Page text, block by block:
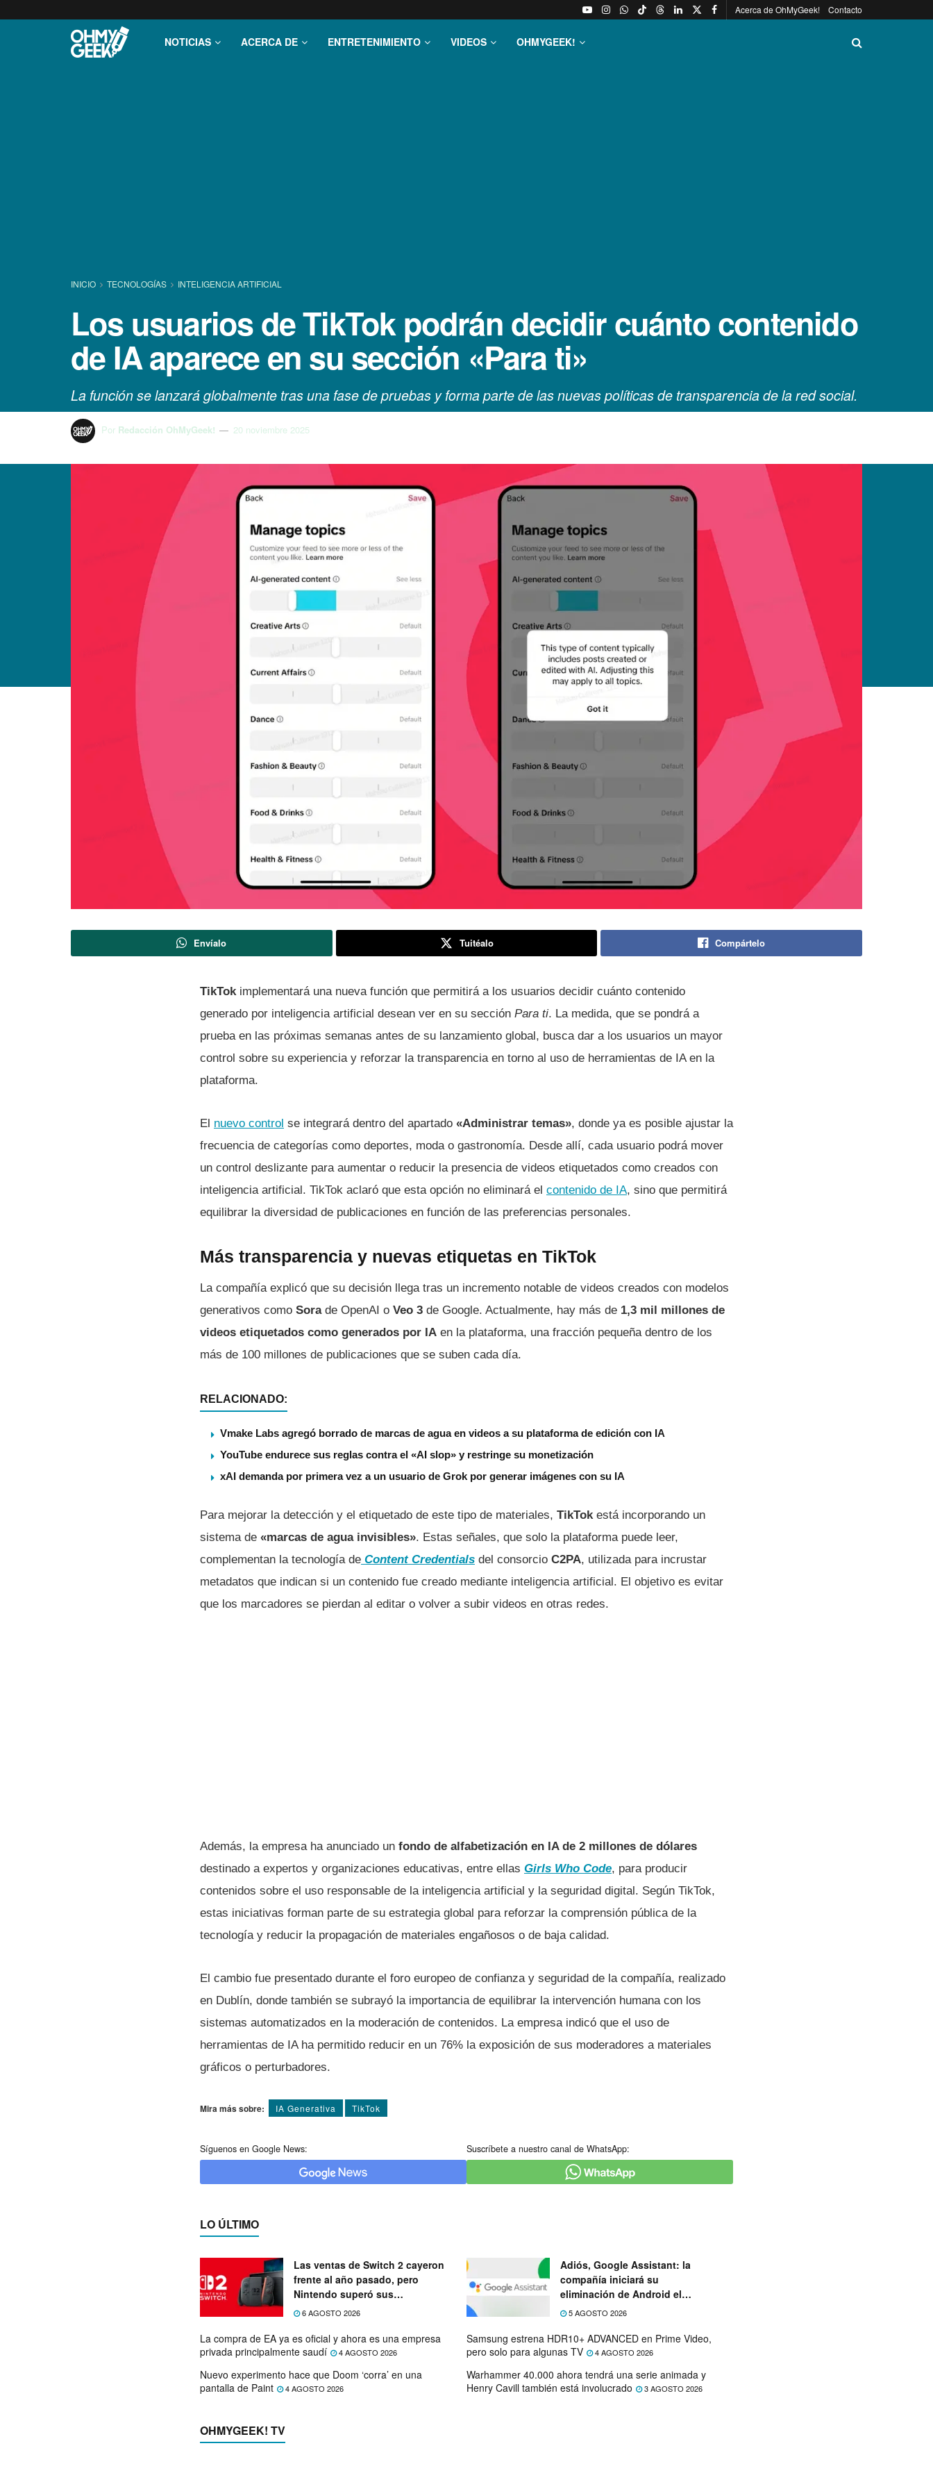
Acerca de OhMyGeek! Contacto
NOTICIAS ACERCA DE ENTRETENIMIENTO VIDEOS OHMYGEEK!
INICIO TECNOLOGÍ­AS INTELIGENCIA ARTIFICIAL
Los usuarios de TikTok podrán decidir cuánto contenido
de IA aparece en su sección «Para ti»
La función se lanzará globalmente tras una fase de pruebas y forma parte de las nuevas políticas de transparencia de la red social.
Por Redacción OhMyGeek! 20 noviembre 2025
Envíalo Tuitéalo Compártelo
TikTokimplementará una nueva función que permitirá a los usuarios decidir cuánto contenido
generado por inteligencia artificial desean ver en su sección Para ti. La medida, que se pondrá a
prueba en las próximas semanas antes de su lanzamiento global, busca dar a los usuarios un mayor
control sobre su experiencia y reforzar la transparencia en torno al uso de herramientas de IA en la
plataforma.
El nuevo control se integrará dentro del apartado «Administrar temas», donde ya es posible ajustar la
frecuencia de categorías como deportes, moda o gastronomía. Desde allí, cada usuario podrá mover
un control deslizante para aumentar o reducir la presencia de videos etiquetados como creados con
inteligencia artificial. TikTok aclaró que esta opción no eliminará el contenido de IA, sino que permitirá
equilibrar la diversidad de publicaciones en función de las preferencias personales.
Más transparencia y nuevas etiquetas en TikTok
La compañía explicó que su decisión llega tras un incremento notable de videos creados con modelos
generativos como Sorade OpenAI o Veo 3 de Google. Actualmente, hay más de 1,3 mil millones de
videos etiquetados como generados por IA en la plataforma, una fracción pequeña dentro de los
más de 100 millones de publicaciones que se suben cada día.
RELACIONADO:
Vmake Labs agregó borrado de marcas de agua en videos a su plataforma de edición con IA
YouTube endurece sus reglas contra el «AI slop» y restringe su monetización
xAI demanda por primera vez a un usuario de Grok por generar imágenes con su IA
Para mejorar la detección y el etiquetado de este tipo de materiales, TikTokestá incorporando un
sistema de «marcas de agua invisibles». Estas señales, que solo la plataforma puede leer,
complementan la tecnología de Content Credentials del consorcio C2PA, utilizada para incrustar
metadatos que indican si un contenido fue creado mediante inteligencia artificial. El objetivo es evitar
que los marcadores se pierdan al editar o volver a subir videos en otras redes.
Además, la empresa ha anunciado un fondo de alfabetización en IA de 2 millones de dólares
destinado a expertos y organizaciones educativas, entre ellas Girls Who Code, para producir
contenidos sobre el uso responsable de la inteligencia artificial y la seguridad digital. Según TikTok,
estas iniciativas forman parte de su estrategia global para reforzar la comprensión pública de la
tecnología y reducir la propagación de materiales engañosos o de baja calidad.
El cambio fue presentado durante el foro europeo de confianza y seguridad de la compañía, realizado
en Dublín, donde también se subrayó la importancia de equilibrar la intervención humana con los
sistemas automatizados en la moderación de contenidos. La empresa indicó que el uso de
herramientas de IA ha permitido reducir en un 76% la exposición de sus moderadores a materiales
gráficos o perturbadores.
Mira más sobre: IA Generativa TikTok
Síguenos en Google News: Suscríbete a nuestro canal de WhatsApp:
LO ÚLTIMO
Las ventas de Switch 2 cayeron
frente al año pasado, pero
Nintendo superó sus
expectativas
6 AGOSTO 2026
Adiós, Google Assistant: la
compañía iniciará su
eliminación de Android el
próximo mes
5 AGOSTO 2026
La compra de EA ya es oficial y ahora es una empresa
privada principalmente saudí
4 AGOSTO 2026
Samsung estrena HDR10+ ADVANCED en Prime Video,
pero solo para algunas TV
4 AGOSTO 2026
Nuevo experimento hace que Doom ‘corra’ en una
pantalla de Paint
4 AGOSTO 2026
Warhammer 40.000 ahora tendrá una serie animada y
Henry Cavill también está involucrado
3 AGOSTO 2026
OHMYGEEK! TV